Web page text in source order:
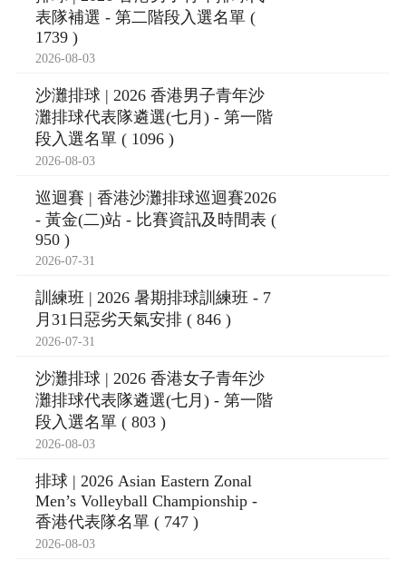
表隊補選 - 第二階段入選名單 (
1739 )
2026-08-03
沙灘排球 | 2026 香港男子青年沙
灘排球代表隊遴選(七月) - 第一階
段入選名單 ( 1096 )
2026-08-03
巡迴賽 | 香港沙灘排球巡迴賽2026
- 黃金(二)站 - 比賽資訊及時間表 (
950 )
2026-07-31
訓練班 | 2026 暑期排球訓練班 - 7
月31日惡劣天氣安排 ( 846 )
2026-07-31
沙灘排球 | 2026 香港女子青年沙
灘排球代表隊遴選(七月) - 第一階
段入選名單 ( 803 )
2026-08-03
排球 | 2026 Asian Eastern Zonal
Men’s Volleyball Championship -
香港代表隊名單 ( 747 )
2026-08-03